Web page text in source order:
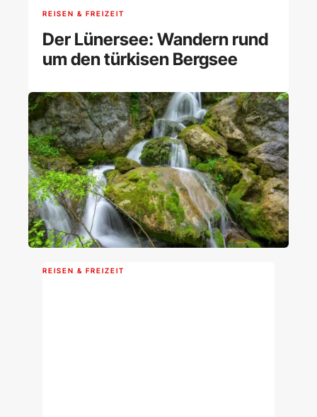
REISEN & FREIZEIT
Der Lünersee: Wandern rund
um den türkisen Bergsee
REISEN & FREIZEIT